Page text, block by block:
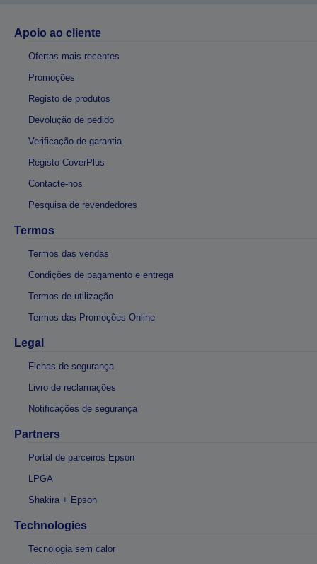
Apoio ao cliente
Ofertas mais recentes
Promoções
Registo de produtos
Devolução de pedido
Verificação de garantia
Registo CoverPlus
Contacte-nos
Pesquisa de revendedores
Termos
Termos das vendas
Condições de pagamento e entrega
Termos de utilização
Termos das Promoções Online
Legal
Fichas de segurança
Livro de reclamações
Notificações de segurança
Partners
Portal de parceiros Epson
LPGA
Shakira + Epson
Technologies
Tecnologia sem calor